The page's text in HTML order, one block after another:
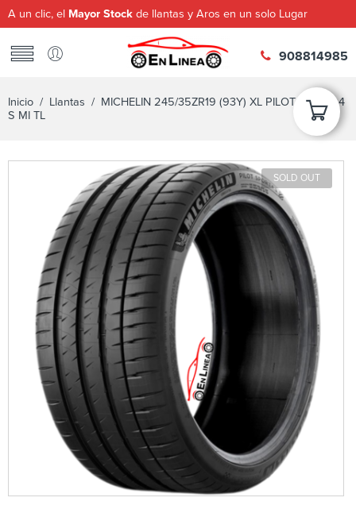
A un clic, el Mayor Stock de llantas y Aros en un solo Lugar
908814985
Inicio / Llantas / MICHELIN 245/35ZR19 (93Y) XL PILOT SPORT 4
S MI TL
SOLD OUT